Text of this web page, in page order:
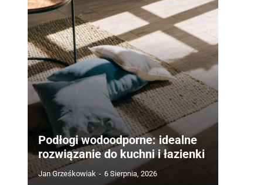
Podłogi wodoodporne: idealne
rozwiązanie do kuchni i łazienki
Jan Grześkowiak - 6 Sierpnia, 2026